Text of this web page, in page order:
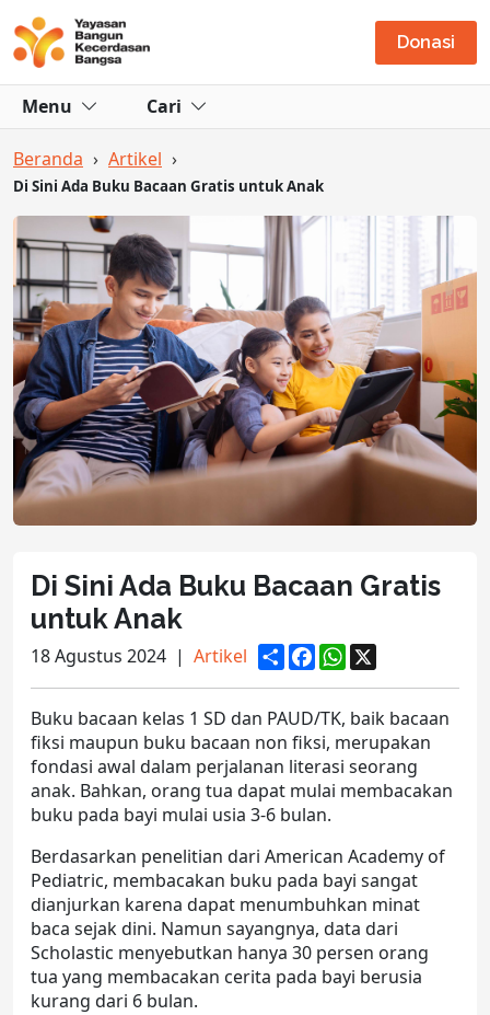
Donasi
Menu Cari
Beranda › Artikel ›
Di Sini Ada Buku Bacaan Gratis untuk Anak
Di Sini Ada Buku Bacaan Gratis
untuk Anak
18 Agustus 2024 | Artikel S
h
a
e
F
a
c
b
o
o
k
W
h
a
s
A
p
p
Buku bacaan kelas 1 SD dan PAUD/TK, baik bacaan
fiksi maupun buku bacaan non fiksi, merupakan
fondasi awal dalam perjalanan literasi seorang
anak. Bahkan, orang tua dapat mulai membacakan
buku pada bayi mulai usia 3-6 bulan.
Berdasarkan penelitian dari American Academy of
Pediatric, membacakan buku pada bayi sangat
dianjurkan karena dapat menumbuhkan minat
baca sejak dini. Namun sayangnya, data dari
Scholastic menyebutkan hanya 30 persen orang
tua yang membacakan cerita pada bayi berusia
kurang dari 6 bulan.